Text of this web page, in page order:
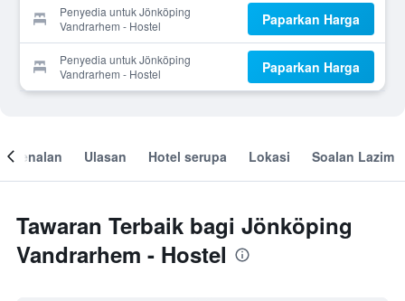
Penyedia untuk Jönköping
Vandrarhem - Hostel
Paparkan Harga
Penyedia untuk Jönköping
Vandrarhem - Hostel
Paparkan Harga
Ulasan Hotel serupa Lokasi Soalan Lazim
Tawaran Terbaik bagi Jönköping
Vandrarhem - Hostel